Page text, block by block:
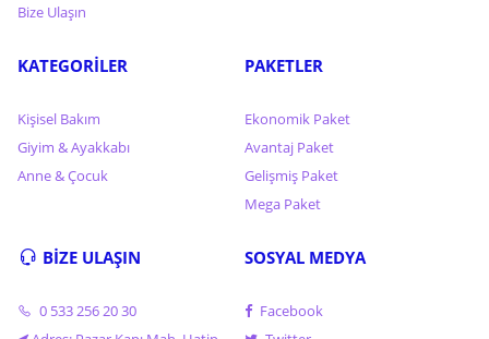
Bize Ulaşın
KATEGORİLER
Kişisel Bakım
Giyim & Ayakkabı
Anne & Çocuk
PAKETLER
Ekonomik Paket
Avantaj Paket
Gelişmiş Paket
Mega Paket
BİZE ULAŞIN
0 533 256 20 30
SOSYAL MEDYA
Facebook